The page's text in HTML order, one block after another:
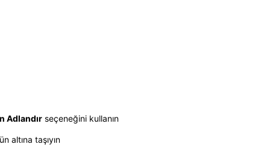
Adlandır seçeneğini kullanın
altına taşıyın